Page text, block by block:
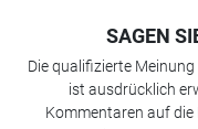
SAGEN
Die qualifizierte
ist ausdrücklich
Kommentaren auf die